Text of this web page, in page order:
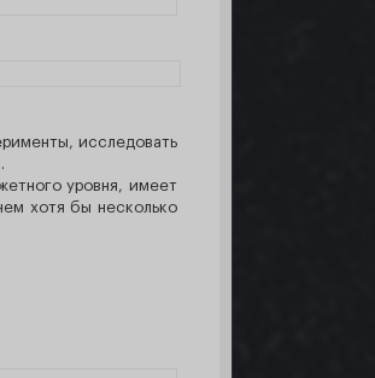
исследовать
уровня, имеет
хотя бы несколько